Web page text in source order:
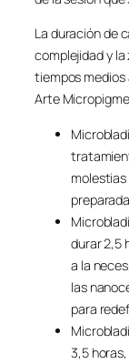
La duración de
complejidad y
tiempos
Arte
durar 2,5
a la
las
para
3,5